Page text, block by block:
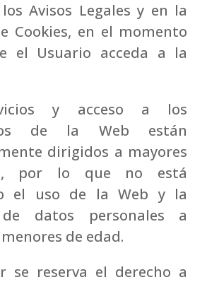
Avisos Legales y en la
Cookies, en el momento
el Usuario acceda a la
y acceso a los
de la Web están
dirigidos a mayores
por lo que no está
el uso de la Web y la
datos personales a
de edad.
se reserva el derecho a